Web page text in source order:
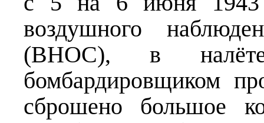
воздушного
(ВНОС), в
бомбардировщиком
сброшено большое